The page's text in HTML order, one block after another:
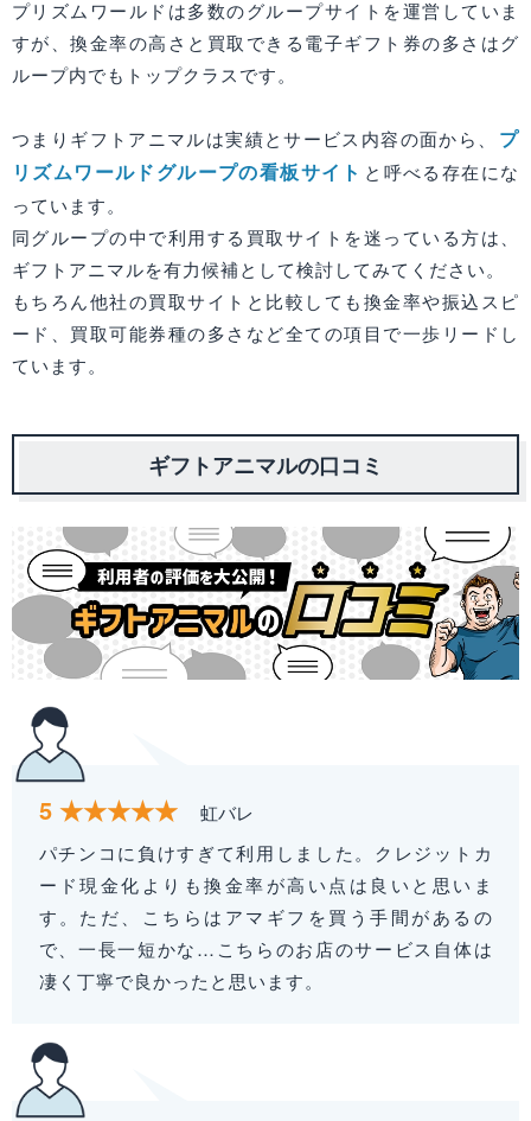
プリズムワールドは多数のグループサイトを運営していま
すが、換金率の高さと買取できる電子ギフト券の多さはグ
ループ内でもトップクラスです。
つまりギフトアニマルは実績とサービス内容の面から、
プ
リズムワールドグループの看板サイト と呼べる存在にな
っています。
同グループの中で利用する買取サイトを迷っている方は、
ギフトアニマルを有力候補として検討してみてください。
もちろん他社の買取サイトと比較しても換金率や振込スピ
ード、買取可能券種の多さなど全ての項目で一歩リードし
ています。
ギフトアニマルの口コミ
5
虹バレ
パチンコに負けすぎて利用しました。クレジットカ
ード現金化よりも換金率が高い点は良いと思いま
す。ただ、こちらはアマギフを買う手間があるの
で、一長一短かな…こちらのお店のサービス自体は
凄く丁寧で良かったと思います。